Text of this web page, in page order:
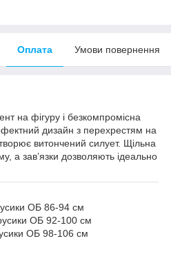
Оплата Умови повернення
на фігуру і безкомпромісна
дизайн з перехрестям на
витончений силует. Щільна
а зав’язки дозволяють ідеально
ОБ 86-94 см
ОБ 92-100 см
ОБ 98-106 см